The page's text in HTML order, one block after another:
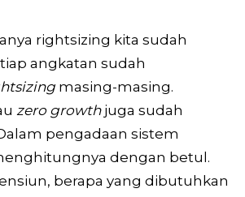
rightsizing kita sudah
angkatan sudah
masing-masing.
zero growth juga sudah
pengadaan sistem
dengan betul.
berapa yang dibutuhkan